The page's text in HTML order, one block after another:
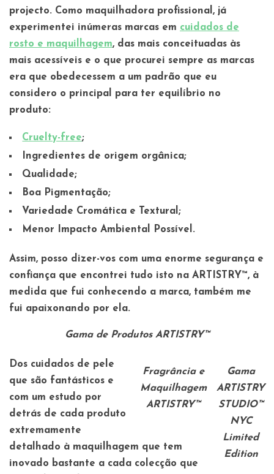
projecto. Como maquilhadora profissional, já
experimentei inúmeras marcas em cuidados de
rosto e maquilhagem, das mais conceituadas às
mais acessíveis e o que procurei sempre as marcas
era que obedecessem a um padrão que eu
considero o principal para ter equilíbrio no
produto:
Cruelty-free;
Ingredientes de origem orgânica;
Qualidade;
Boa Pigmentação;
Variedade Cromática e Textural;
Menor Impacto Ambiental Possível.
Assim, posso dizer-vos com uma enorme segurança e
confiança que encontrei tudo isto na ARTISTRY™, à
medida que fui conhecendo a marca, também me
fui apaixonando por ela.
Gama de Produtos ARTISTRY™
Gama
ARTISTRY
STUDIO™
NYC
Limited
Edition
Fragrância e
Maquilhagem
ARTISTRY™
Dos cuidados de pele
que são fantásticos e
com um estudo por
detrás de cada produto
extremamente
detalhado à maquilhagem que tem
inovado bastante a cada colecção que